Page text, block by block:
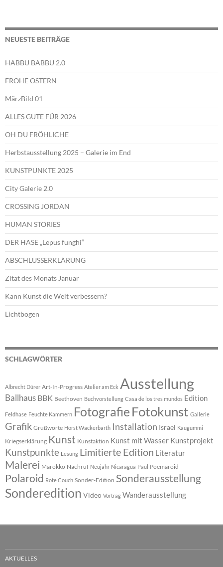
NEUESTE BEITRÄGE
HABBU BABBU 2.0
FROHE OSTERN
MärzBild 01
ALLES GUTE FÜR 2026
OH DU FRÖHLICHE
Herbstausstellung 2025 – Galerie im End
KUNSTPUNKTE 2025
City Galerie 2.0
CROSSING JORDAN
HUMAN STORIES
DER HASE „Lepus funghi“
ABSCHLUSSERKLÄRUNG
Zitat des Monats Januar
Kann Kunst die Welt verbessern?
Lichtbogen
SCHLAGWÖRTER
Albrecht Dürer Art-In-Progress Atelier am Eck Ausstellung
Ballhaus BBK Beethoven Buchvorstellung Casa de los tres mundos Edition
Feldhase Feuchte Kammern Fotografie Fotokunst Gallerie
Grafik Grußworte Horst Wackerbarth Installation Israel Kaugummi
Kriegserklärung Kunst Kunstaktion Kunst mit Wasser Kunstprojekt
Kunstpunkte Lesung Limitierte Edition Literatur
Malerei Marokko Nachruf Neujahr Nicaragua Paul Poemaroid
Polaroid Rote Couch Sonder-Edition Sonderausstellung
Sonderedition Video Vortrag Wanderausstellung
AKTUELLES